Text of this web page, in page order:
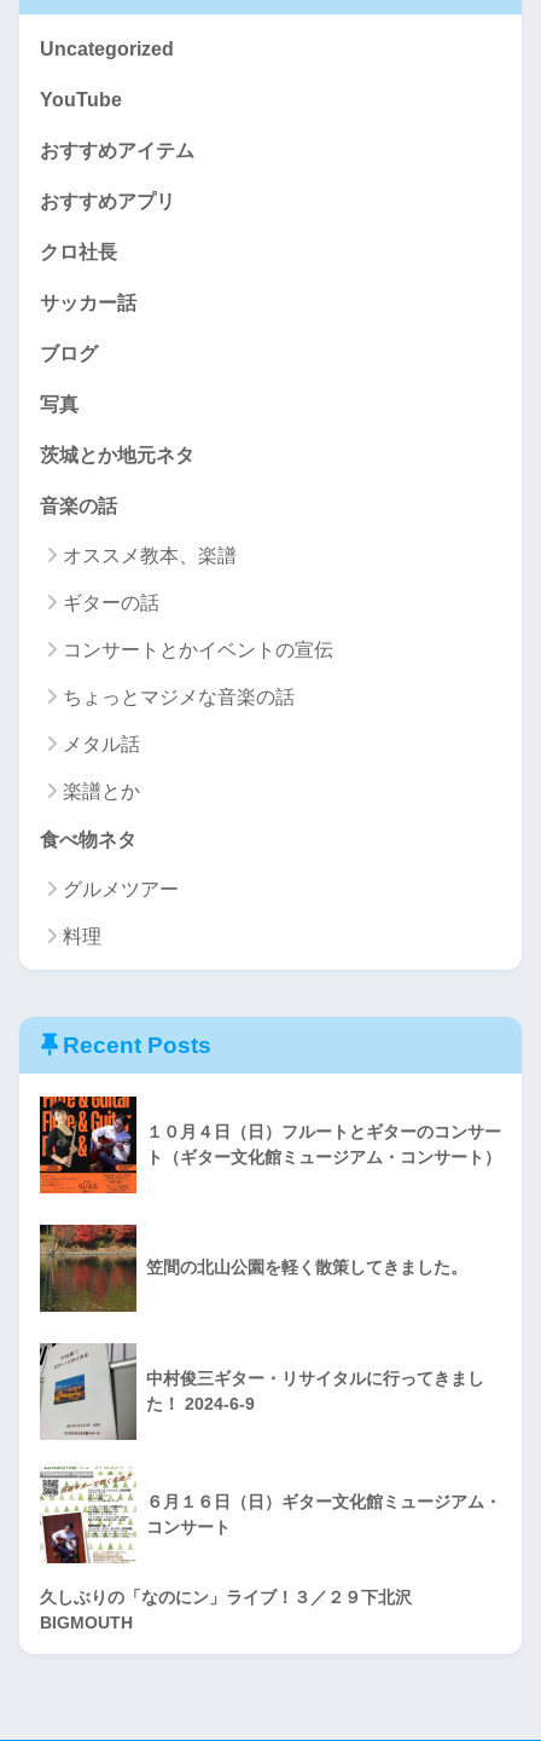
Uncategorized
YouTube
おすすめアイテム
おすすめアプリ
クロ社長
サッカー話
ブログ
写真
茨城とか地元ネタ
音楽の話
オススメ教本、楽譜
ギターの話
コンサートとかイベントの宣伝
ちょっとマジメな音楽の話
メタル話
楽譜とか
食べ物ネタ
グルメツアー
料理
Recent Posts
１０月４日（日）フルートとギターのコンサー
ト（ギター文化館ミュージアム・コンサート）
笠間の北山公園を軽く散策してきました。
中村俊三ギター・リサイタルに行ってきまし
た！ 2024-6-9
６月１６日（日）ギター文化館ミュージアム・
コンサート
久しぶりの「なのにン」ライブ！３／２９下北沢
BIGMOUTH